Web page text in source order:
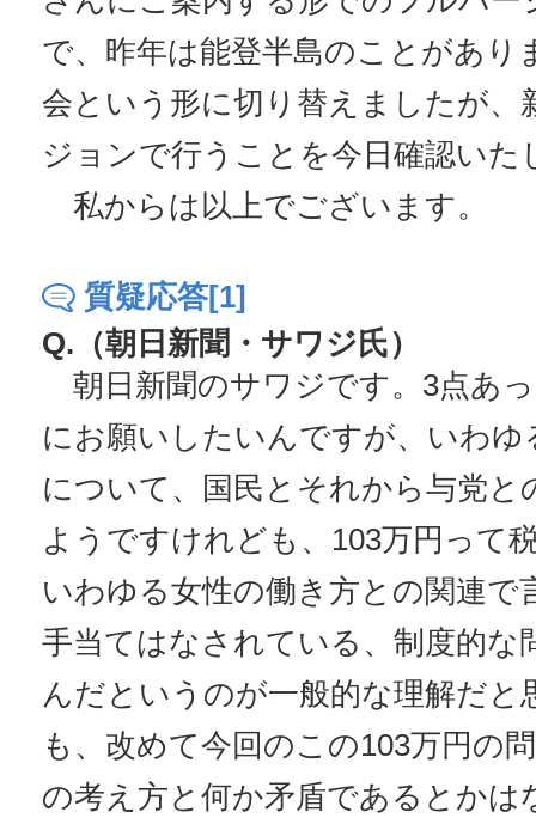
で、昨年は能登半島のことがあり
会という形に切り替えましたが、
ジョンで行うことを今日確認いた
私からは以上でございます。
質疑応答[1]
Q.（朝日新聞・サワジ氏）
朝日新聞のサワジです。3点あ
にお願いしたいんですが、いわゆ
について、国民とそれから与党と
ようですけれども、103万円って
いわゆる女性の働き方との関連で
手当てはなされている、制度的な
んだというのが一般的な理解だと
も、改めて今回のこの103万円の
の考え方と何か矛盾であるとかは